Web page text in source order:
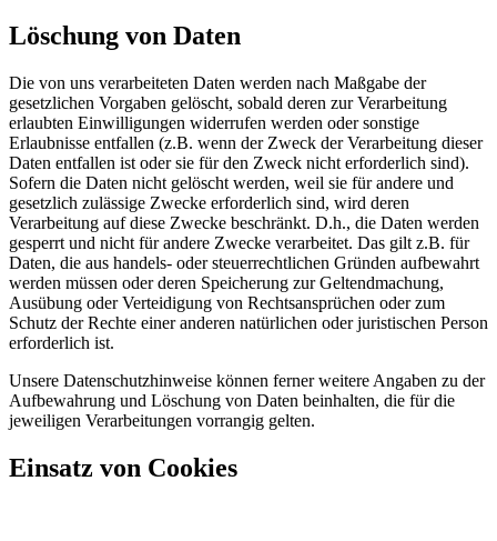
Löschung von Daten
Die von uns verarbeiteten Daten werden nach Maßgabe der
gesetzlichen Vorgaben gelöscht, sobald deren zur Verarbeitung
erlaubten Einwilligungen widerrufen werden oder sonstige
Erlaubnisse entfallen (z.B. wenn der Zweck der Verarbeitung dieser
Daten entfallen ist oder sie für den Zweck nicht erforderlich sind).
Sofern die Daten nicht gelöscht werden, weil sie für andere und
gesetzlich zulässige Zwecke erforderlich sind, wird deren
Verarbeitung auf diese Zwecke beschränkt. D.h., die Daten werden
gesperrt und nicht für andere Zwecke verarbeitet. Das gilt z.B. für
Daten, die aus handels- oder steuerrechtlichen Gründen aufbewahrt
werden müssen oder deren Speicherung zur Geltendmachung,
Ausübung oder Verteidigung von Rechtsansprüchen oder zum
Schutz der Rechte einer anderen natürlichen oder juristischen Person
erforderlich ist.
Unsere Datenschutzhinweise können ferner weitere Angaben zu der
Aufbewahrung und Löschung von Daten beinhalten, die für die
jeweiligen Verarbeitungen vorrangig gelten.
Einsatz von Cookies